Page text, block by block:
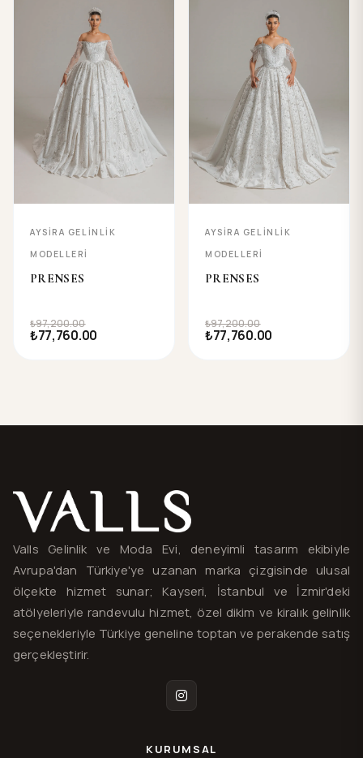
AYSIRA GELINLIK
MODELLERI
PRENSES
₺97,200.00
₺77,760.00
AYSIRA GELINLIK
MODELLERI
PRENSES
₺97,200.00
₺77,760.00
Valls® — site haritası ve iletişim
Valls Gelinlik ve Moda Evi, deneyimli tasarım ekibiyle
Avrupa'dan Türkiye'ye uzanan marka çizgisinde ulusal
ölçekte hizmet sunar; Kayseri, İstanbul ve İzmir'deki
atölyeleriyle randevulu hizmet, özel dikim ve kiralık gelinlik
seçenekleriyle Türkiye geneline toptan ve perakende satış
gerçekleştirir.
Instagram
KURUMSAL